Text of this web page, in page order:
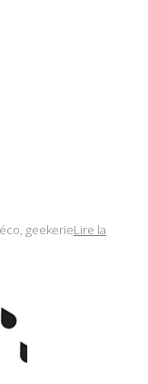
geekerieLire la